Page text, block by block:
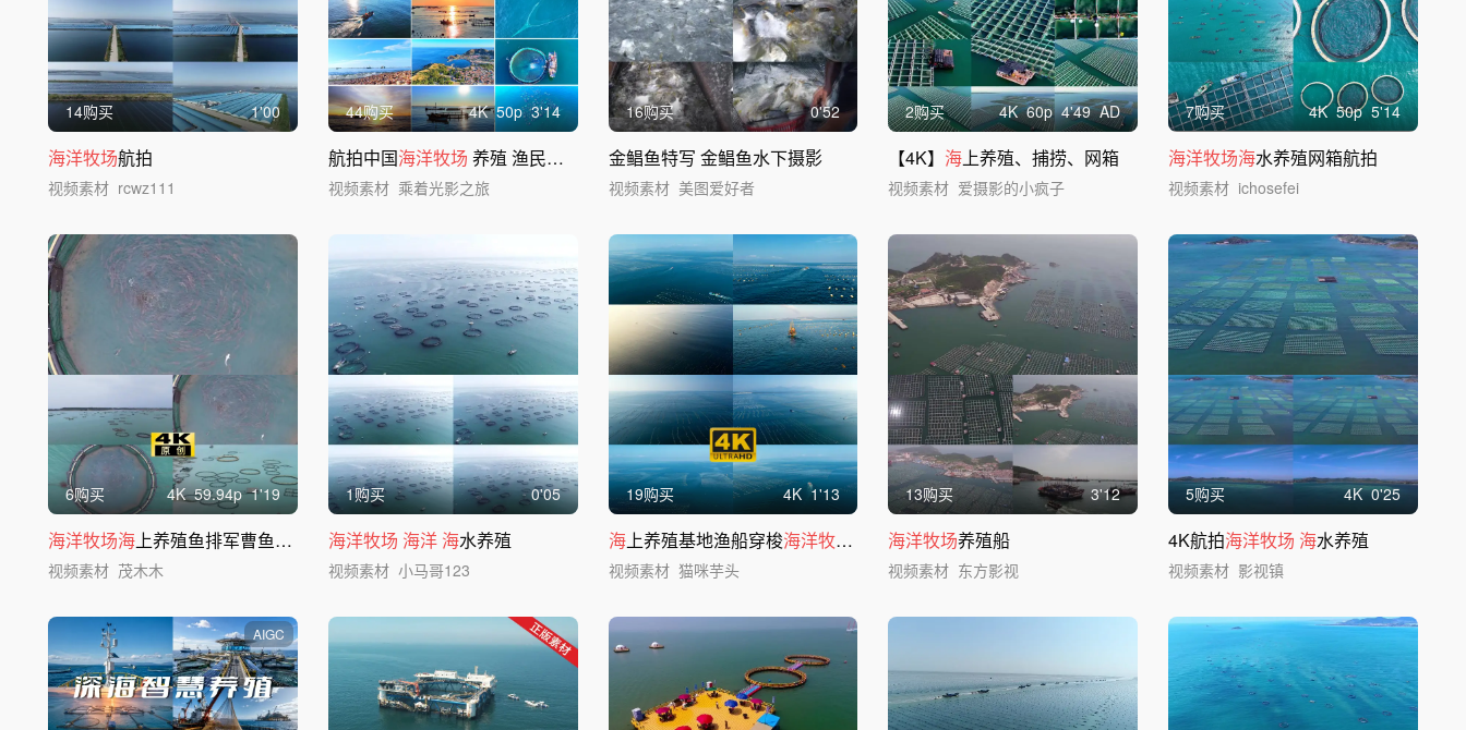
14购买 1'00
海洋牧场航拍
视频素材 rcwz111
44购买 4K 50p 3'14
航拍中国海洋牧场 养殖 渔民捕鱼
视频素材 乘着光影之旅
16购买 0'52
金鲳鱼特写 金鲳鱼水下摄影
视频素材 美图爱好者
2购买 4K 60p 4'49 AD
【4K】 海上养殖、捕捞、网箱
视频素材 爱摄影的小疯子
7购买 4K 50p 5'14
海洋牧场海水养殖网箱航拍
视频素材 ichosefei
6购买 4K 59.94p 1'19
海洋牧场海上养殖鱼排军曹鱼网箱
视频素材 茂木木
1购买 0'05
海洋牧场 海洋 海水养殖
视频素材 小马哥123
19购买 4K 1'13
海上养殖基地渔船穿梭海洋牧场海洋 水产养殖
视频素材 猫咪芋头
13购买 3'12
海洋牧场养殖船
视频素材 东方影视
5购买 4K 0'25
4K航拍海洋牧场 海水养殖
视频素材 影视镇
AIGC